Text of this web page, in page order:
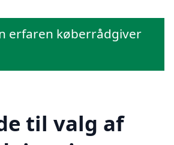
erfaren køberrådgiver
til valg af